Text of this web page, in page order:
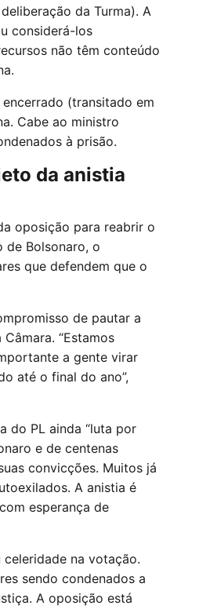
da Turma). A
considerá-los
não têm conteúdo
(transitado em
Cabe ao ministro
à prisão.
da anistia
oposição para reabrir o
de Bolsonaro, o
que defendem que o
de pautar a
“Estamos
a gente virar
até o final do ano”,
do PL ainda “luta por
e de centenas
convicções. Muitos já
A anistia é
esperança de
celeridade na votação.
sendo condenados a
A oposição está